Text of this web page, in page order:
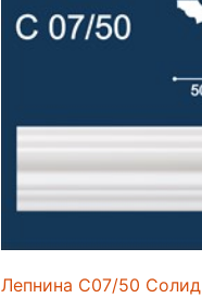
Лепнина C07/50 Солид